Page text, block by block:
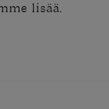
lisää.